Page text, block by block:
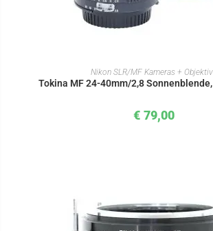
IN DEN WARENKORB
Nikon SLR/MF Kameras +
Tokina MF 24-40mm/2,8
€ 79,00